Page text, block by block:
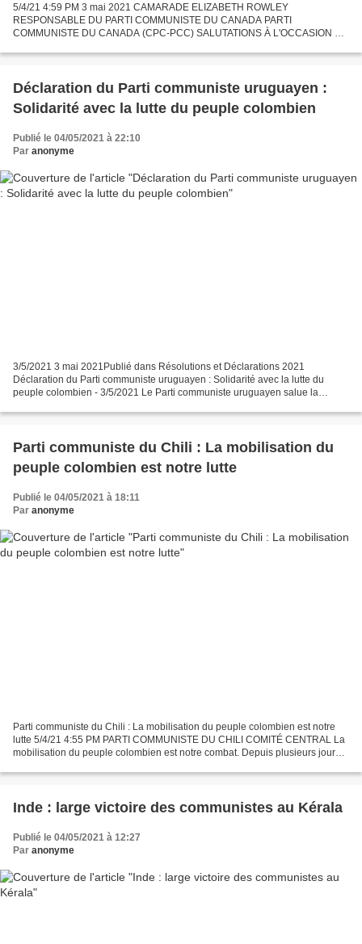
5/4/21 4:59 PM 3 mai 2021 CAMARADE ELIZABETH ROWLEY
RESPONSABLE DU PARTI COMMUNISTE DU CANADA PARTI
COMMUNISTE DU CANADA (CPC-PCC) SALUTATIONS À L'OCCASION DU
Par votre intermédiaire, le Partido...
Déclaration du Parti communiste uruguayen :
Solidarité avec la lutte du peuple colombien
Publié le 04/05/2021 à 22:10
Par anonyme
3/5/2021 3 mai 2021Publié dans Résolutions et Déclarations 2021
Déclaration du Parti communiste uruguayen : Solidarité avec la lutte du
peuple colombien - 3/5/2021 Le Parti communiste uruguayen salue la
Parti communiste du Chili : La mobilisation du
peuple colombien est notre lutte
Publié le 04/05/2021 à 18:11
Par anonyme
Parti communiste du Chili : La mobilisation du peuple colombien est notre
lutte 5/4/21 4:55 PM PARTI COMMUNISTE DU CHILI COMITÉ CENTRAL La
mobilisation du peuple colombien est notre combat. Depuis plusieurs jours,
Inde : large victoire des communistes au Kérala
Publié le 04/05/2021 à 12:27
Par anonyme